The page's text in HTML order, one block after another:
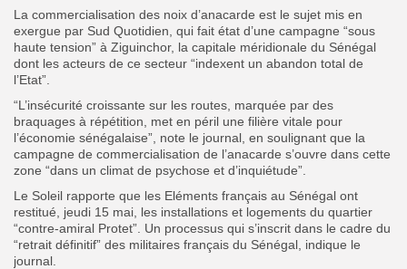
La commercialisation des noix d’anacarde est le sujet mis en
exergue par Sud Quotidien, qui fait état d’une campagne “sous
haute tension” à Ziguinchor, la capitale méridionale du Sénégal
dont les acteurs de ce secteur “indexent un abandon total de
l’Etat”.
“L’insécurité croissante sur les routes, marquée par des
braquages à répétition, met en péril une filière vitale pour
l’économie sénégalaise”, note le journal, en soulignant que la
campagne de commercialisation de l’anacarde s’ouvre dans cette
zone “dans un climat de psychose et d’inquiétude”.
Le Soleil rapporte que les Eléments français au Sénégal ont
restitué, jeudi 15 mai, les installations et logements du quartier
“contre-amiral Protet”. Un processus qui s’inscrit dans le cadre du
“retrait définitif” des militaires français du Sénégal, indique le
journal.